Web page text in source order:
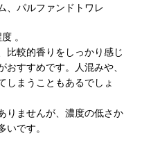
、パルファンドトワレ
。
比較的香りをしっかり感じ
すすめです。人混みや、
しまうこともあるでしょ
りませんが、濃度の低さか
いです。